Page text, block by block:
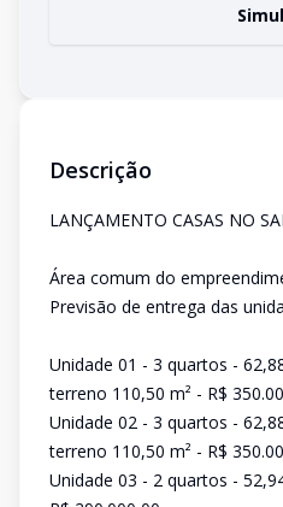
Descrição
LANÇAMENTO CASAS NO
Área comum do
Previsão de entrega das
Unidade 01 - 3 quartos -
terreno 110,50 m² - R$
Unidade 02 - 3 quartos -
terreno 110,50 m² - R$
Unidade 03 - 2 quartos -